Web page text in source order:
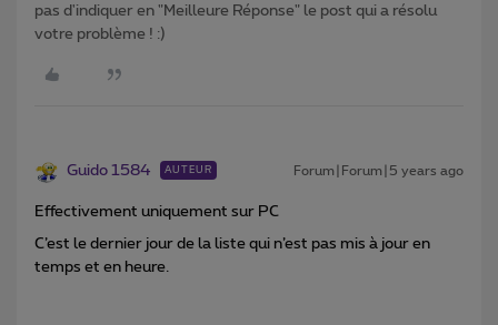
pas d'indiquer en "Meilleure Réponse" le post qui a résolu
votre problème ! :)
Guido 1584 AUTEUR Forum|Forum|5 years ago
Effectivement uniquement sur PC
C’est le dernier jour de la liste qui n’est pas mis à jour en
temps et en heure.